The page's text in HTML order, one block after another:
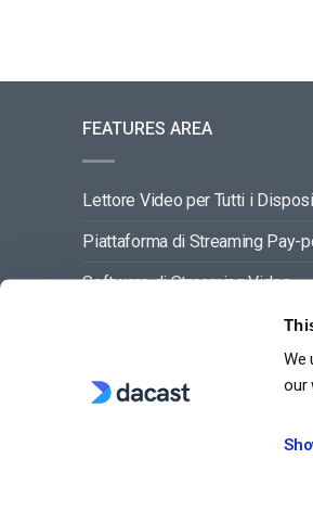
We
our
FEATURES AREA
Lettore Video per Tutti i
Piattaforma di Streaming Pay-
Software di Streaming Video
Gestione dei Contenuti Video